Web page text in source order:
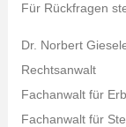
Für Rückfragen
Dr. Norbert
Rechtsanwalt
Fachanwalt für
Fachanwalt für